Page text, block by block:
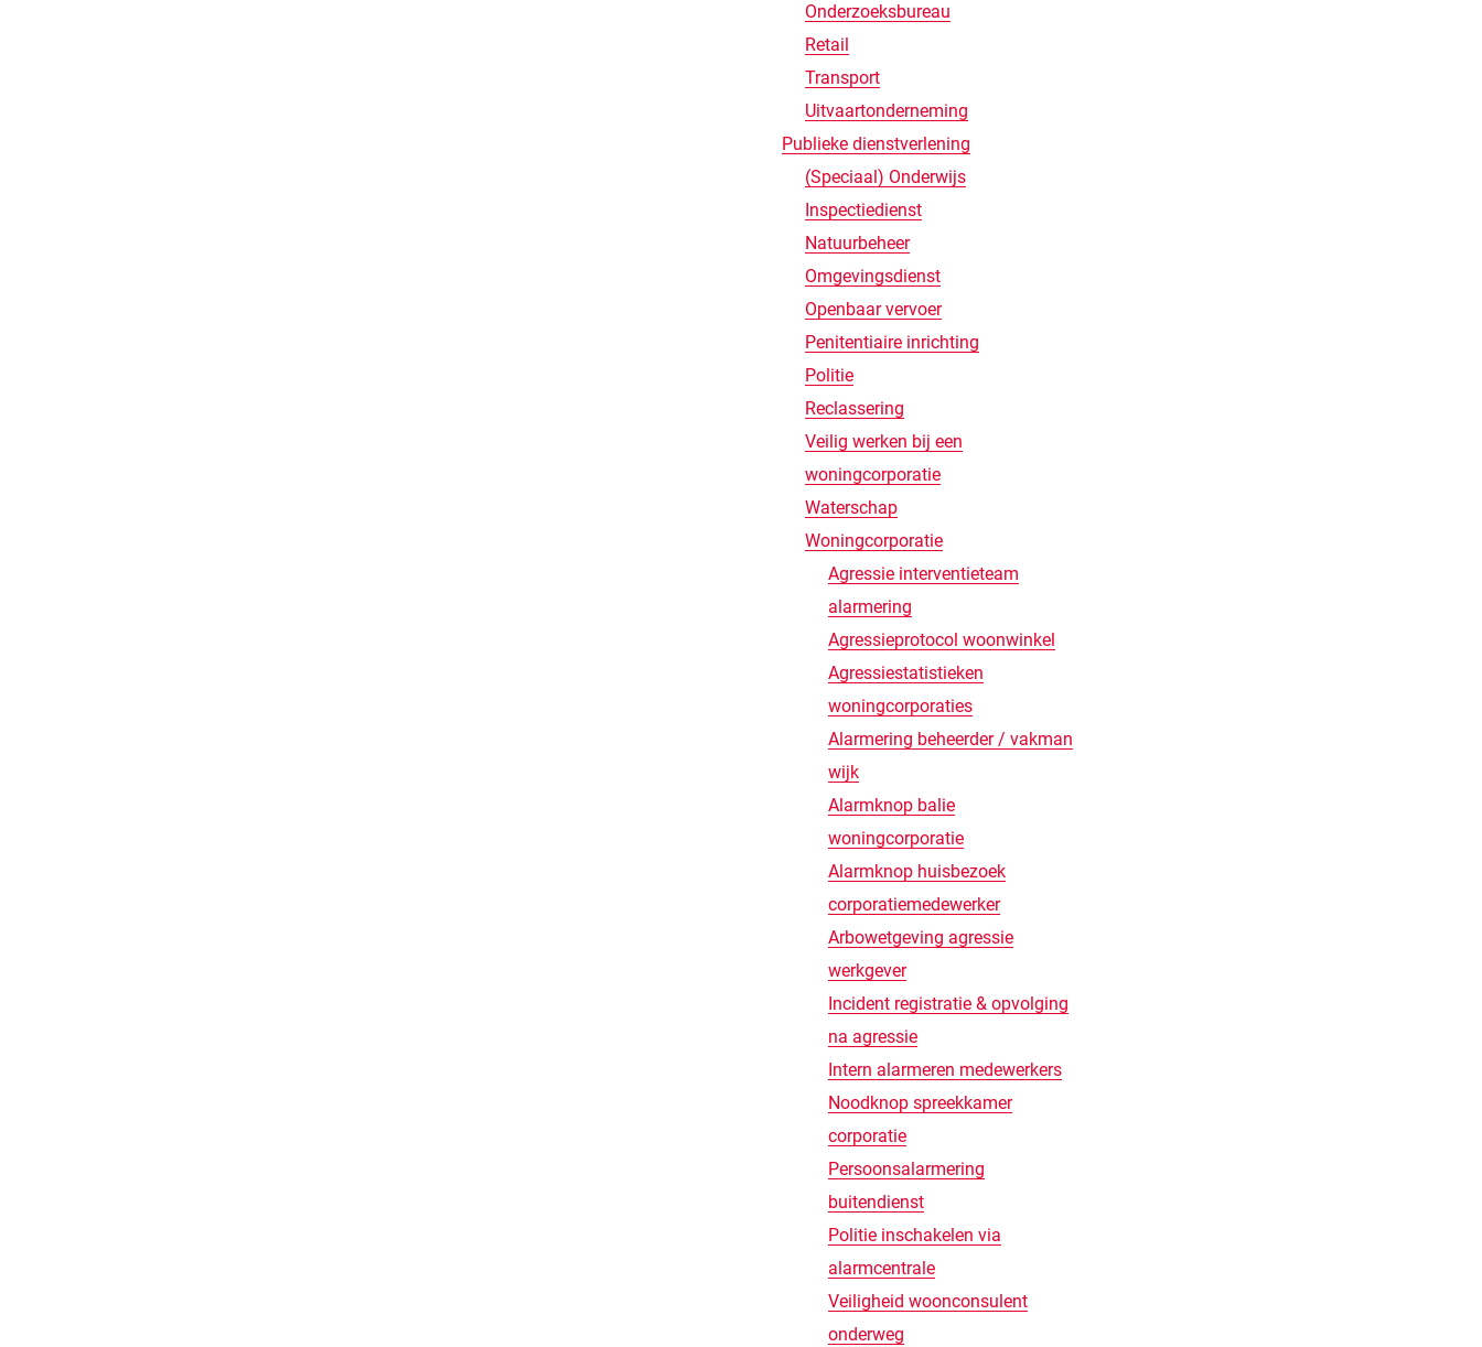
Onderzoeksbureau
Retail
Transport
Uitvaartonderneming
Publieke dienstverlening
(Speciaal) Onderwijs
Inspectiedienst
Natuurbeheer
Omgevingsdienst
Openbaar vervoer
Penitentiaire inrichting
Politie
Reclassering
Veilig werken bij een
woningcorporatie
Waterschap
Woningcorporatie
Agressie interventieteam
alarmering
Agressieprotocol woonwinkel
Agressiestatistieken
woningcorporaties
Alarmering beheerder / vakman
wijk
Alarmknop balie
woningcorporatie
Alarmknop huisbezoek
corporatiemedewerker
Arbowetgeving agressie
werkgever
Incident registratie & opvolging
na agressie
Intern alarmeren medewerkers
Noodknop spreekkamer
corporatie
Persoonsalarmering
buitendienst
Politie inschakelen via
alarmcentrale
Veiligheid woonconsulent
onderweg